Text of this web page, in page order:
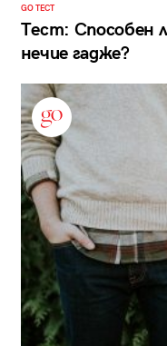
GO ТЕСТ
Тест: Способен
нечие гадже?